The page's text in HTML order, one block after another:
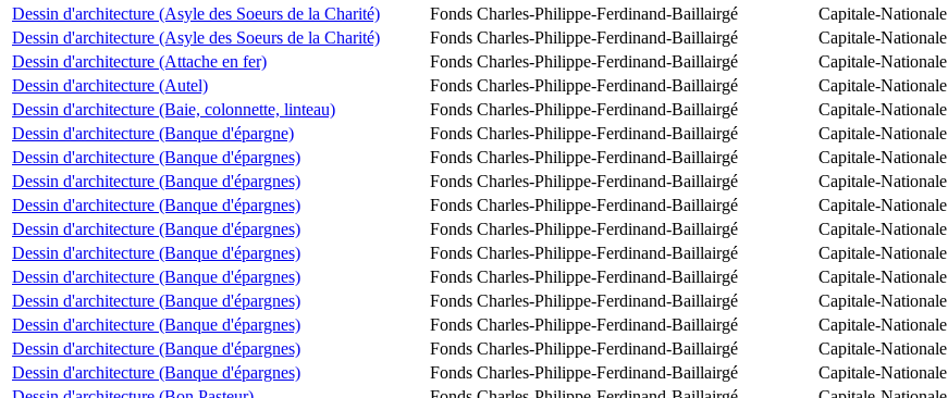
Dessin d'architecture (Asyle des Soeurs de la Charité)
Fonds Charles-Philippe-Ferdinand-Baillairgé Capitale-Nationale
Dessin d'architecture (Asyle des Soeurs de la Charité)
Fonds Charles-Philippe-Ferdinand-Baillairgé Capitale-Nationale
Dessin d'architecture (Attache en fer)
Fonds Charles-Philippe-Ferdinand-Baillairgé Capitale-Nationale
Dessin d'architecture (Autel)
Fonds Charles-Philippe-Ferdinand-Baillairgé Capitale-Nationale
Dessin d'architecture (Baie, colonnette, linteau)
Fonds Charles-Philippe-Ferdinand-Baillairgé Capitale-Nationale
Dessin d'architecture (Banque d'épargne)
Fonds Charles-Philippe-Ferdinand-Baillairgé Capitale-Nationale
Dessin d'architecture (Banque d'épargnes)
Fonds Charles-Philippe-Ferdinand-Baillairgé Capitale-Nationale
Dessin d'architecture (Banque d'épargnes)
Fonds Charles-Philippe-Ferdinand-Baillairgé Capitale-Nationale
Dessin d'architecture (Banque d'épargnes)
Fonds Charles-Philippe-Ferdinand-Baillairgé Capitale-Nationale
Dessin d'architecture (Banque d'épargnes)
Fonds Charles-Philippe-Ferdinand-Baillairgé Capitale-Nationale
Dessin d'architecture (Banque d'épargnes)
Fonds Charles-Philippe-Ferdinand-Baillairgé Capitale-Nationale
Dessin d'architecture (Banque d'épargnes)
Fonds Charles-Philippe-Ferdinand-Baillairgé Capitale-Nationale
Dessin d'architecture (Banque d'épargnes)
Fonds Charles-Philippe-Ferdinand-Baillairgé Capitale-Nationale
Dessin d'architecture (Banque d'épargnes)
Fonds Charles-Philippe-Ferdinand-Baillairgé Capitale-Nationale
Dessin d'architecture (Banque d'épargnes)
Fonds Charles-Philippe-Ferdinand-Baillairgé Capitale-Nationale
Dessin d'architecture (Banque d'épargnes)
Fonds Charles-Philippe-Ferdinand-Baillairgé Capitale-Nationale